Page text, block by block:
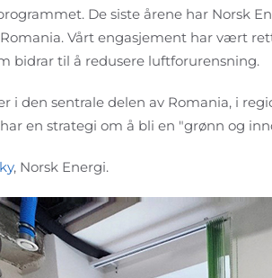
De siste årene har Norsk
Romania. Vårt engasjement har vært
bidrar til å redusere luftforurensning.
i den sentrale delen av Romania, i
en strategi om å bli en "grønn og
, Norsk Energi.